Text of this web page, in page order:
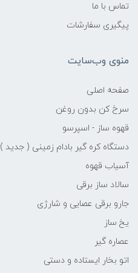
تماس با ما
پیگیری سفارشات
منوی وب‌سایت
صفحه اصلی
سرخ کن بدون روغن
قهوه ساز - اسپرسو
دستگاه کره گیر بادام زمینی ( جدید )
آسیاب قهوه
سالاد ساز برقی
جارو برقی عصایی و شارژی
یخ ساز
عصاره گیر
اتو بخار ایستاده و دستی